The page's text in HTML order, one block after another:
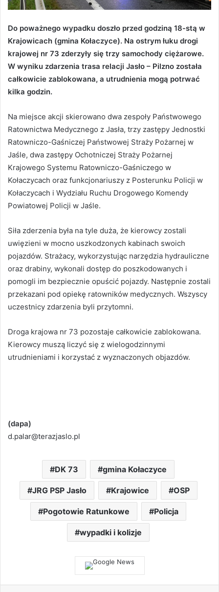
Do poważnego wypadku doszło przed godziną 18-stą w
Krajowicach (gmina Kołaczyce). Na ostrym łuku drogi
krajowej nr 73 zderzyły się trzy samochody ciężarowe.
W wyniku zdarzenia trasa relacji Jasło – Pilzno została
całkowicie zablokowana, a utrudnienia mogą potrwać
kilka godzin.
Na miejsce akcji skierowano dwa zespoły Państwowego
Ratownictwa Medycznego z Jasła, trzy zastępy Jednostki
Ratowniczo-Gaśniczej Państwowej Straży Pożarnej w
Jaśle, dwa zastępy Ochotniczej Straży Pożarnej
Krajowego Systemu Ratowniczo-Gaśniczego w
Kołaczycach oraz funkcjonariuszy z Posterunku Policji w
Kołaczycach i Wydziału Ruchu Drogowego Komendy
Powiatowej Policji w Jaśle.
Siła zderzenia była na tyle duża, że kierowcy zostali
uwięzieni w mocno uszkodzonych kabinach swoich
pojazdów. Strażacy, wykorzystując narzędzia hydrauliczne
oraz drabiny, wykonali dostęp do poszkodowanych i
pomogli im bezpiecznie opuścić pojazdy. Następnie zostali
przekazani pod opiekę ratowników medycznych. Wszyscy
uczestnicy zdarzenia byli przytomni.
Droga krajowa nr 73 pozostaje całkowicie zablokowana.
Kierowcy muszą liczyć się z wielogodzinnymi
utrudnieniami i korzystać z wyznaczonych objazdów.
(dapa)
d.palar@terazjaslo.pl
DK 73 gmina Kołaczyce
JRG PSP Jasło Krajowice OSP
Pogotowie Ratunkowe Policja
wypadki i kolizje